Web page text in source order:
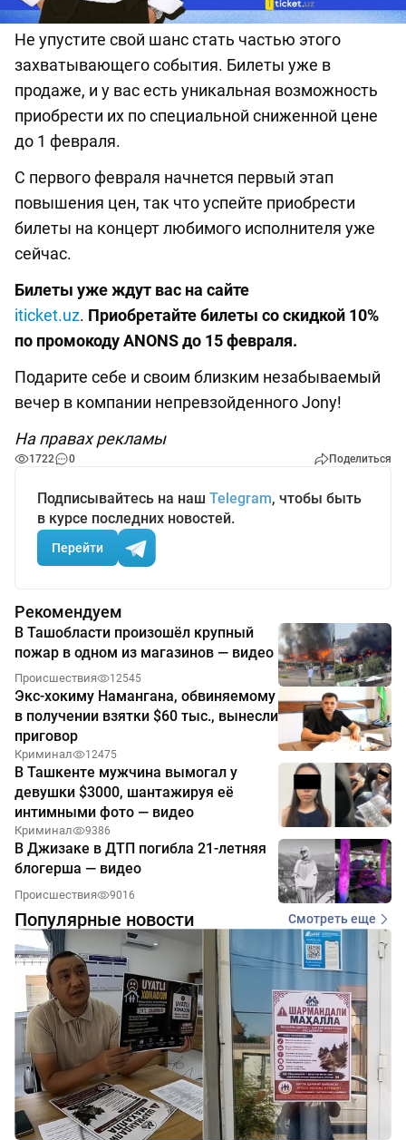
Не упустите свой шанс стать частью этого
захватывающего события. Билеты уже в
продаже, и у вас есть уникальная возможность
приобрести их по специальной сниженной цене
до 1 февраля.
С первого февраля начнется первый этап
повышения цен, так что успейте приобрести
билеты на концерт любимого исполнителя уже
сейчас.
Билеты уже ждут вас на сайте
iticket.uz. Приобретайте билеты со скидкой 10%
по промокоду ANONS до 15 февраля.
Подарите себе и своим близким незабываемый
вечер в компании непревзойденного Jony!
На правах рекламы
1722 0 Поделиться
Подписывайтесь на наш Telegram, чтобы быть
в курсе последних новостей.
Перейти
Рекомендуем
В Ташобласти произошёл крупный
пожар в одном из магазинов — видео
Происшествия 12545
Экс-хокиму Намангана, обвиняемому
в получении взятки $60 тыс., вынесли
приговор
Криминал 12475
В Ташкенте мужчина вымогал у
девушки $3000, шантажируя её
интимными фото — видео
Криминал 9386
В Джизаке в ДТП погибла 21-летняя
блогерша — видео
Происшествия 9016
Популярные новости Смотреть еще